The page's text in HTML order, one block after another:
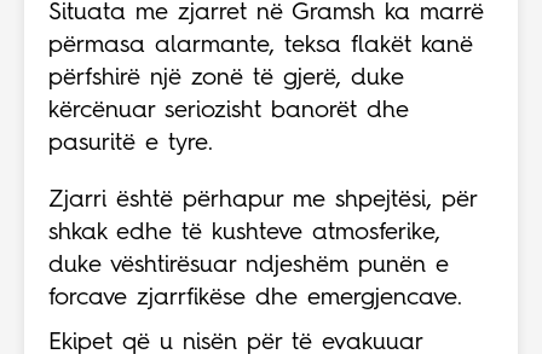
Situata me zjarret në Gramsh ka marrë
përmasa alarmante, teksa flakët kanë
përfshirë një zonë të gjerë, duke
kërcënuar seriozisht banorët dhe
pasuritë e tyre.
Zjarri është përhapur me shpejtësi, për
shkak edhe të kushteve atmosferike,
duke vështirësuar ndjeshëm punën e
forcave zjarrfikëse dhe emergjencave.
Ekipet që u nisën për të evakuuar